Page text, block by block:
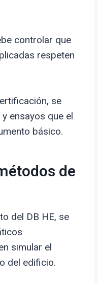
controlar que
respeten
se
ensayos que el
básico.
de
del DB HE, se
simular el
del edificio.